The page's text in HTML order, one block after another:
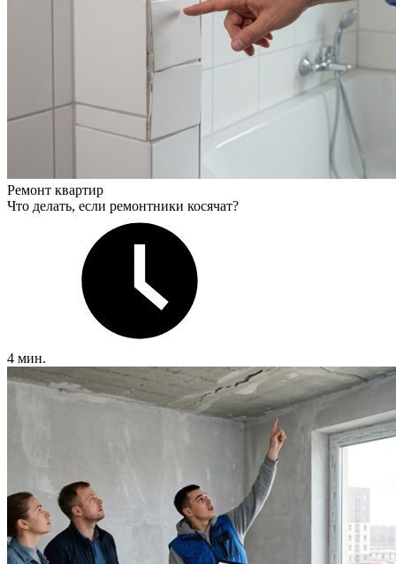
Ремонт квартир
Что делать, если ремонтники косячат?
4 мин.